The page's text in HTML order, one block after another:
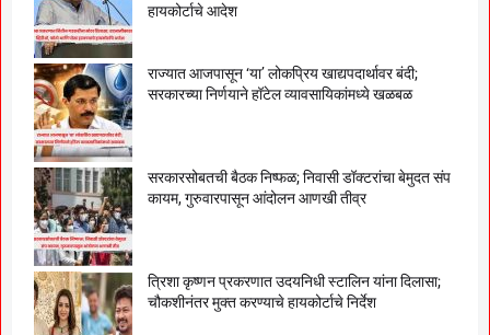
हायकोर्टाचे आदेश
राज्यात आजपासून ‘या’ लोकप्रिय खाद्यपदार्थावर बंदी;
सरकारच्या निर्णयाने हॉटेल व्यावसायिकांमध्ये खळबळ
सरकारसोबतची बैठक निष्फळ; निवासी डॉक्टरांचा बेमुदत संप
कायम, गुरुवारपासून आंदोलन आणखी तीव्र
त्रिशा कृष्णन प्रकरणात उदयनिधी स्टालिन यांना दिलासा;
चौकशीनंतर मुक्त करण्याचे हायकोर्टाचे निर्देश